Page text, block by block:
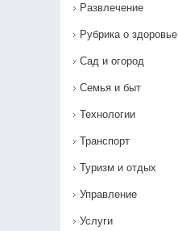
Развлечение
Рубрика о здоровье
Сад и огород
Семья и быт
Технологии
Транспорт
Туризм и отдых
Управление
Услуги